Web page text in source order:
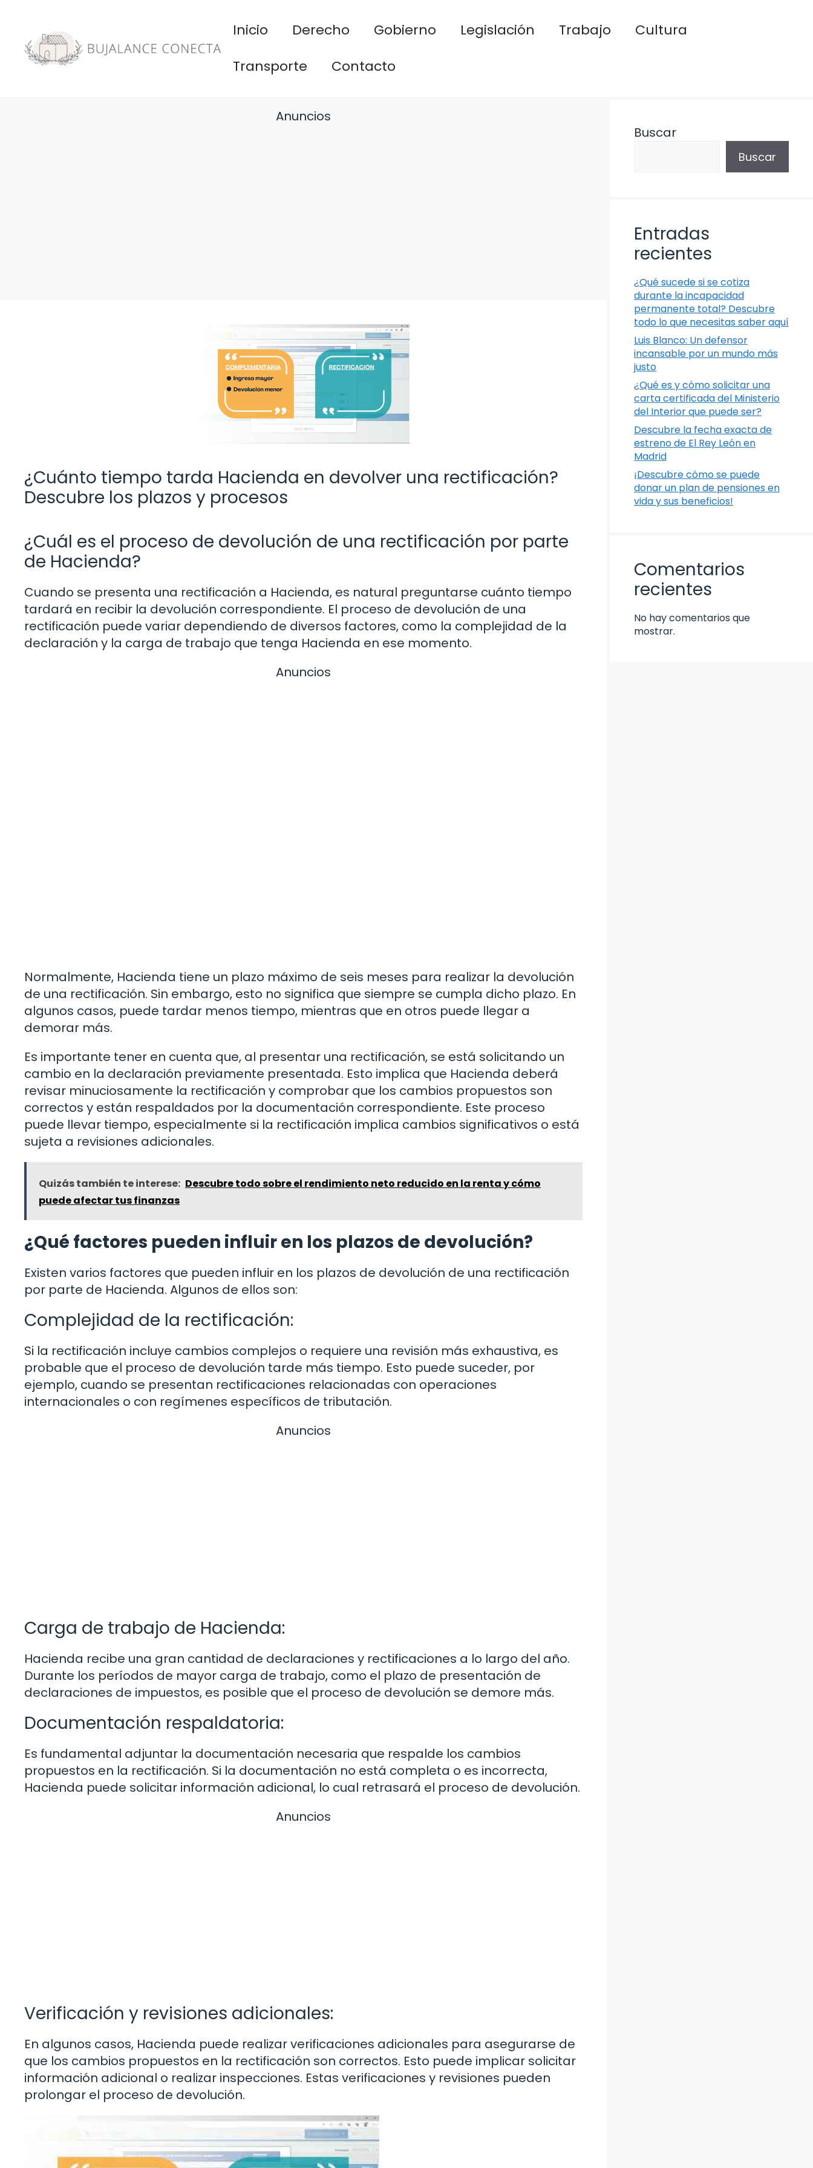
contenido
Inicio Derecho Gobierno Legislación Trabajo
Cultura
Transporte
Contacto
Anuncios
¿Cuánto tiempo tarda Hacienda en devolver una rectificación?
Descubre los plazos y procesos
¿Cuál es el proceso de devolución de una rectificación por parte
de Hacienda?
Cuando se presenta una rectificación a Hacienda, es natural preguntarse cuánto tiempo
tardará en recibir la devolución correspondiente. El proceso de devolución de una
rectificación puede variar dependiendo de diversos factores, como la complejidad de la
declaración y la carga de trabajo que tenga Hacienda en ese momento.
Anuncios
Normalmente, Hacienda tiene un plazo máximo de seis meses para realizar la devolución
de una rectificación. Sin embargo, esto no significa que siempre se cumpla dicho plazo. En
algunos casos, puede tardar menos tiempo, mientras que en otros puede llegar a
demorar más.
Es importante tener en cuenta que, al presentar una rectificación, se está solicitando un
cambio en la declaración previamente presentada. Esto implica que Hacienda deberá
revisar minuciosamente la rectificación y comprobar que los cambios propuestos son
correctos y están respaldados por la documentación correspondiente. Este proceso
puede llevar tiempo, especialmente si la rectificación implica cambios significativos o está
sujeta a revisiones adicionales.
Quizás también te interese: Descubre todo sobre el rendimiento neto reducido en la renta y cómo
puede afectar tus finanzas
¿Qué factores pueden influir en los plazos de devolución?
Existen varios factores que pueden influir en los plazos de devolución de una rectificación
por parte de Hacienda. Algunos de ellos son:
Complejidad de la rectificación:
Si la rectificación incluye cambios complejos o requiere una revisión más exhaustiva, es
probable que el proceso de devolución tarde más tiempo. Esto puede suceder, por
ejemplo, cuando se presentan rectificaciones relacionadas con operaciones
internacionales o con regímenes específicos de tributación.
Anuncios
Carga de trabajo de Hacienda:
Hacienda recibe una gran cantidad de declaraciones y rectificaciones a lo largo del año.
Durante los períodos de mayor carga de trabajo, como el plazo de presentación de
declaraciones de impuestos, es posible que el proceso de devolución se demore más.
Documentación respaldatoria:
Es fundamental adjuntar la documentación necesaria que respalde los cambios
propuestos en la rectificación. Si la documentación no está completa o es incorrecta,
Hacienda puede solicitar información adicional, lo cual retrasará el proceso de devolución.
Anuncios
Verificación y revisiones adicionales:
En algunos casos, Hacienda puede realizar verificaciones adicionales para asegurarse de
que los cambios propuestos en la rectificación son correctos. Esto puede implicar solicitar
información adicional o realizar inspecciones. Estas verificaciones y revisiones pueden
prolongar el proceso de devolución.
Buscar
Buscar
Entradas
recientes
¿Qué sucede si se cotiza
durante la incapacidad
permanente total? Descubre
todo lo que necesitas saber aquí
Luis Blanco: Un defensor
incansable por un mundo más
justo
¿Qué es y cómo solicitar una
carta certificada del Ministerio
del Interior que puede ser?
Descubre la fecha exacta de
estreno de El Rey León en
Madrid
¡Descubre cómo se puede
donar un plan de pensiones en
vida y sus beneficios!
Comentarios
recientes
No hay comentarios que
mostrar.